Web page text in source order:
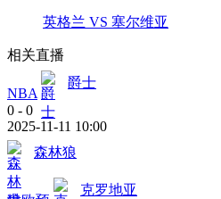
英格兰 VS 塞尔维亚
相关直播
NBA
爵士
0 - 0
2025-11-11 10:00
森林狼
克罗地亚